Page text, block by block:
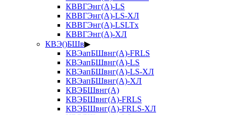
КВВГЭнг(А)-LS
КВВГЭнг(А)-LS-ХЛ
КВВГЭнг(А)-LSLTx
КВВГЭнг(А)-ХЛ
КВЭ()БШв▶
КВЭапБШвнг(А)-FRLS
КВЭапБШвнг(А)-LS
КВЭапБШвнг(А)-LS-ХЛ
КВЭапБШвнг(А)-ХЛ
КВЭБШвнг(А)
КВЭБШвнг(А)-FRLS
КВЭБШвнг(А)-FRLS-ХЛ